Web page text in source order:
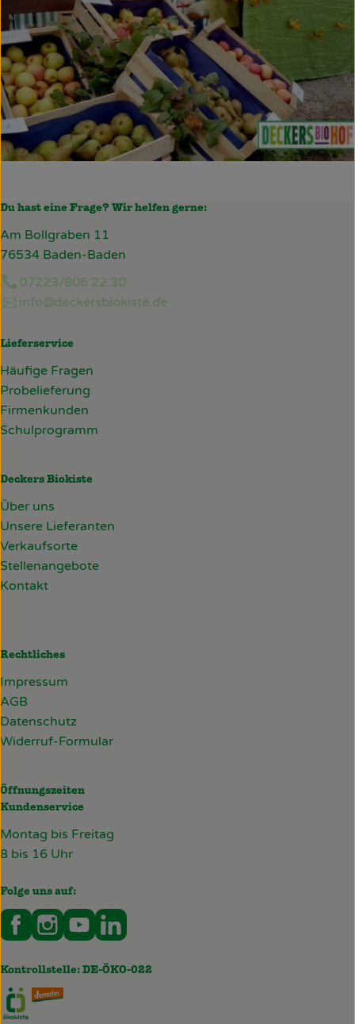
Du hast eine Frage? Wir helfen gerne:
Am Bollgraben 11
76534 Baden-Baden
07223/806 22 30
info@deckersbiokiste.de
Lieferservice
Häufige Fragen
Probelieferung
Firmenkunden
Schulprogramm
Deckers Biokiste
Über uns
Unsere Lieferanten
Verkaufsorte
Stellenangebote
Kontakt
Rechtliches
Impressum
AGB
Datenschutz
Widerruf-Formular
Öffnungszeiten
Kundenservice
Montag bis Freitag
8 bis 16 Uhr
Folge uns auf:
Externer Link zu https://www.facebook.com/
Externer Link zu https://www.instagram.com/
Externer Link zu https://
Externer Link zu https://
Kontrollstelle: DE-ÖKO-022
Externer Link zu https://www.oekokiste.de/
Externer Link zu https://deckersbiohof.de/